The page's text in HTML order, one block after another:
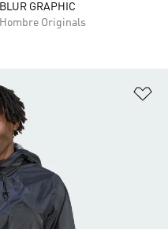
BLUR GRAPHIC
Hombre Originals